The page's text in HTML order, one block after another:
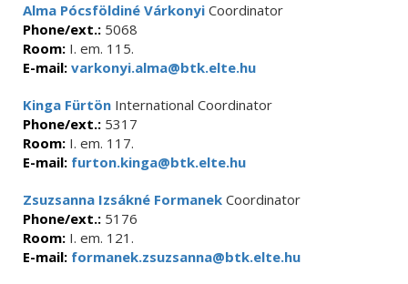
Alma Pócsföldiné Várkonyi Coordinator
Phone/ext.: 5068
Room: I. em. 115.
E-mail: varkonyi.alma@btk.elte.hu
Kinga Fürtön International Coordinator
Phone/ext.: 5317
Room: I. em. 117.
E-mail: furton.kinga@btk.elte.hu
Zsuzsanna Izsákné Formanek Coordinator
Phone/ext.: 5176
Room: I. em. 121.
E-mail: formanek.zsuzsanna@btk.elte.hu